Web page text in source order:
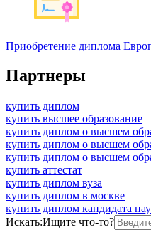
Приобретение диплома
Партнеры
купить диплом
купить высшее образование
купить диплом о высшем
купить диплом о высшем
купить диплом о высшем
купить аттестат
купить диплом вуза
купить диплом в москве
купить диплом кандидата
Искать:Ищите что-то?